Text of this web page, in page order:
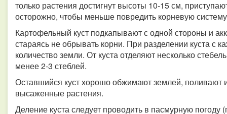
только растения достигнут высоты 10-15 см,
осторожно, чтобы меньше повредить корневую
Картофельный куст подкапывают с одной стороны и
стараясь не обрывать корни. При разделении куста с
количество земли. От куста отделяют несколько
менее 2-3 стеблей.
Оставшийся куст хорошо обжимают землей, поливают
высаженные растения.
Деление куста следует проводить в пасмурную